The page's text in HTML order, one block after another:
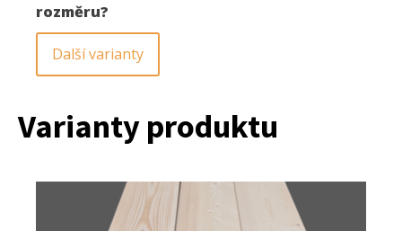
rozměru?
Další varianty
Varianty produktu